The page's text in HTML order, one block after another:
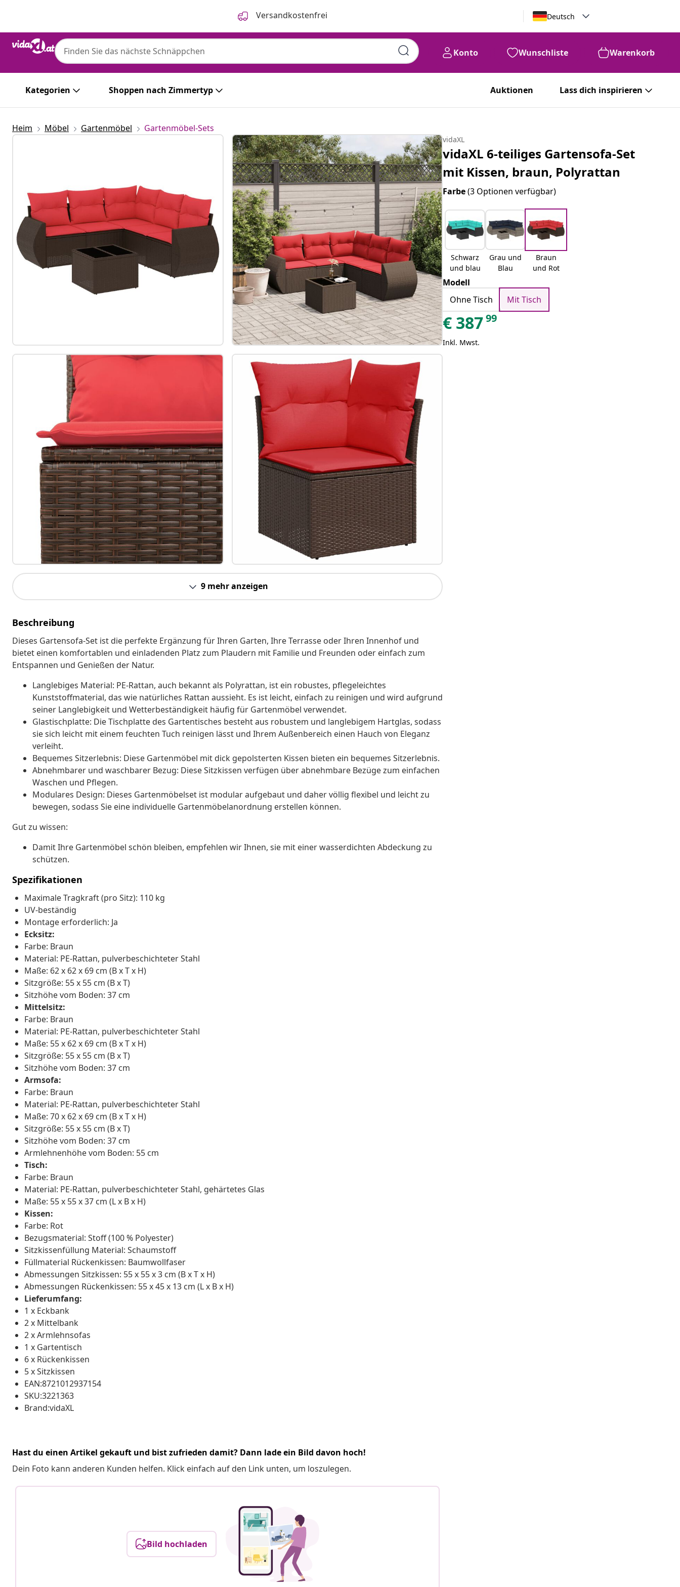
Versandkostenfrei Deutsch
Konto Wunschliste Warenkorb
Kategorien Shoppen nach Zimmertyp Auktionen Lass dich inspirieren
Heim Möbel Gartenmöbel Gartenmöbel-Sets
9 mehr anzeigen
Beschreibung
Dieses Gartensofa-Set ist die perfekte Ergänzung für Ihren Garten, Ihre Terrasse oder Ihren Innenhof und
bietet einen komfortablen und einladenden Platz zum Plaudern mit Familie und Freunden oder einfach zum
Entspannen und Genießen der Natur.
Langlebiges Material: PE-Rattan, auch bekannt als Polyrattan, ist ein robustes, pflegeleichtes
Kunststoffmaterial, das wie natürliches Rattan aussieht. Es ist leicht, einfach zu reinigen und wird aufgrund
seiner Langlebigkeit und Wetterbeständigkeit häufig für Gartenmöbel verwendet.
Glastischplatte: Die Tischplatte des Gartentisches besteht aus robustem und langlebigem Hartglas, sodass
sie sich leicht mit einem feuchten Tuch reinigen lässt und Ihrem Außenbereich einen Hauch von Eleganz
verleiht.
Bequemes Sitzerlebnis: Diese Gartenmöbel mit dick gepolsterten Kissen bieten ein bequemes Sitzerlebnis.
Abnehmbarer und waschbarer Bezug: Diese Sitzkissen verfügen über abnehmbare Bezüge zum einfachen
Waschen und Pflegen.
Modulares Design: Dieses Gartenmöbelset ist modular aufgebaut und daher völlig flexibel und leicht zu
bewegen, sodass Sie eine individuelle Gartenmöbelanordnung erstellen können.
Gut zu wissen:
Damit Ihre Gartenmöbel schön bleiben, empfehlen wir Ihnen, sie mit einer wasserdichten Abdeckung zu
schützen.
Spezifikationen
Maximale Tragkraft (pro Sitz): 110 kg
UV-beständig
Montage erforderlich: Ja
Ecksitz:
Farbe: Braun
Material: PE-Rattan, pulverbeschichteter Stahl
Maße: 62 x 62 x 69 cm (B x T x H)
Sitzgröße: 55 x 55 cm (B x T)
Sitzhöhe vom Boden: 37 cm
Mittelsitz:
Farbe: Braun
Material: PE-Rattan, pulverbeschichteter Stahl
Maße: 55 x 62 x 69 cm (B x T x H)
Sitzgröße: 55 x 55 cm (B x T)
Sitzhöhe vom Boden: 37 cm
Armsofa:
Farbe: Braun
Material: PE-Rattan, pulverbeschichteter Stahl
Maße: 70 x 62 x 69 cm (B x T x H)
Sitzgröße: 55 x 55 cm (B x T)
Sitzhöhe vom Boden: 37 cm
Armlehnenhöhe vom Boden: 55 cm
Tisch:
Farbe: Braun
Material: PE-Rattan, pulverbeschichteter Stahl, gehärtetes Glas
Maße: 55 x 55 x 37 cm (L x B x H)
Kissen:
Farbe: Rot
Bezugsmaterial: Stoff (100 % Polyester)
Sitzkissenfüllung Material: Schaumstoff
Füllmaterial Rückenkissen: Baumwollfaser
Abmessungen Sitzkissen: 55 x 55 x 3 cm (B x T x H)
Abmessungen Rückenkissen: 55 x 45 x 13 cm (L x B x H)
Lieferumfang:
1 x Eckbank
2 x Mittelbank
2 x Armlehnsofas
1 x Gartentisch
6 x Rückenkissen
5 x Sitzkissen
EAN:8721012937154
SKU:3221363
Brand:vidaXL
Hast du einen Artikel gekauft und bist zufrieden damit? Dann lade ein Bild davon hoch!
Dein Foto kann anderen Kunden helfen. Klick einfach auf den Link unten, um loszulegen.
Bild hochladen
vidaXL
vidaXL 6-teiliges Gartensofa-Set
mit Kissen, braun, Polyrattan
Farbe(3 Optionen verfügbar)
Schwarz
und blau
Grau und
Blau
Braun
und Rot
Modell
Ohne Tisch
Mit Tisch
€ 38799
Inkl. Mwst.